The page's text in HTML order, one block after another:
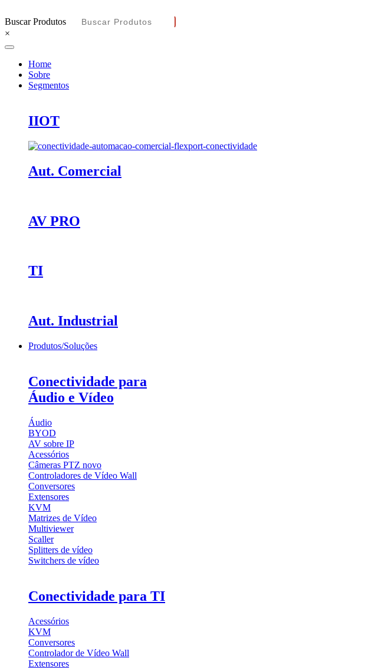
Buscar Produtos
×
Home
Sobre
Segmentos
IIOT
Aut. Comercial
AV PRO
TI
Aut. Industrial
Produtos/Soluções
Conectividade para
Áudio e Vídeo
Áudio
BYOD
AV sobre IP
Acessórios
Câmeras PTZ novo
Controladores de Vídeo Wall
Conversores
Extensores
KVM
Matrizes de Vídeo
Multiviewer
Scaller
Splitters de vídeo
Switchers de vídeo
Conectividade para TI
Acessórios
KVM
Conversores
Controlador de Vídeo Wall
Extensores